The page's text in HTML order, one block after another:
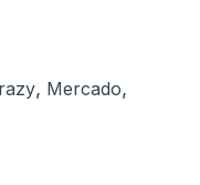
, Mercado,